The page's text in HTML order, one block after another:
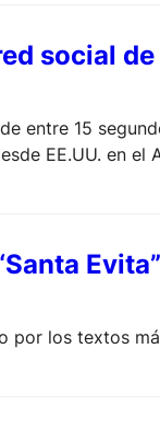
social
entre 15
EE.UU. en el
por los textos